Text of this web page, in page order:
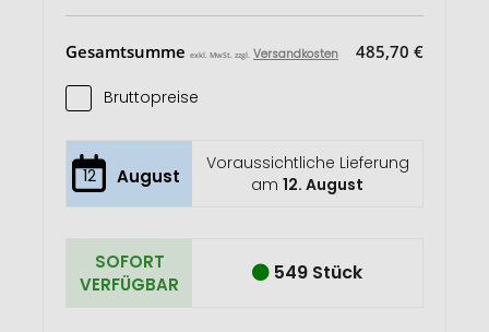
Gesamtsumme exkl. MwSt. zzgl. Versandkosten 485,70 €
Bruttopreise
12 August
Voraussichtliche Lieferung
am12. August
SOFORT
VERFÜGBAR
549 Stück